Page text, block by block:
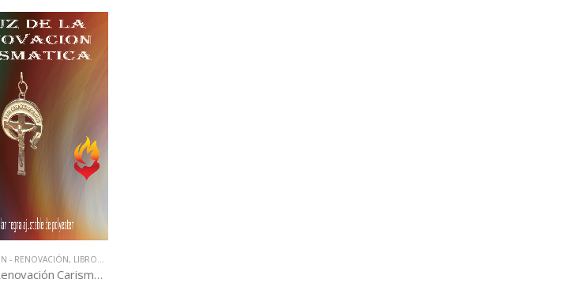
- RENOVACIÓN, LIBROS QUE CAMBIAN VIDAS
Cruz de la Renovación Carismática